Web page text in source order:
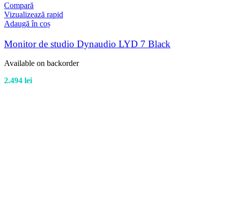
Compară
Vizualizează rapid
Adaugă în coș
Monitor de studio Dynaudio LYD 7 Black
Available on backorder
2.494 lei